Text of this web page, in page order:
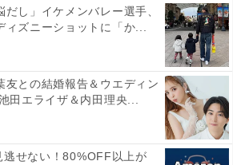
だし」イケメンバレー選手、
ィズニーショットに「か...
友との結婚報告＆ウエディン
田エライザ＆内田理央...
せない！80%OFF以上が